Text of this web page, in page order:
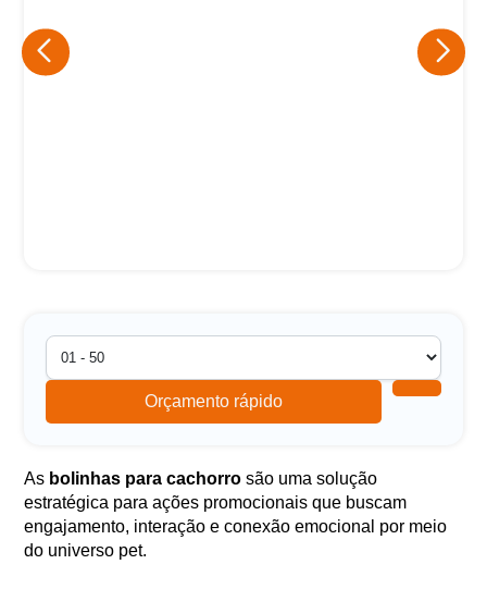
Orçamento rápido
As bolinhas para cachorro são uma solução
estratégica para ações promocionais que buscam
engajamento, interação e conexão emocional por meio
do universo pet.